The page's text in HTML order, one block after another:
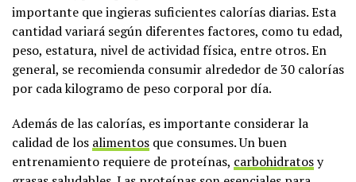
importante que ingieras suficientes calorías diarias. Esta
cantidad variará según diferentes factores, como tu edad,
peso, estatura, nivel de actividad física, entre otros. En
general, se recomienda consumir alrededor de 30 calorías
por cada kilogramo de peso corporal por día.
Además de las calorías, es importante considerar la
calidad de los alimentos que consumes. Un buen
entrenamiento requiere de proteínas, carbohidratosy